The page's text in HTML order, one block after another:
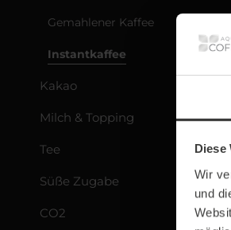
Wir
und
Gemahlener Kaffee
Instantkaffee
Kakao
Milch & Topping
Tee
Süße Zugabe
CO2